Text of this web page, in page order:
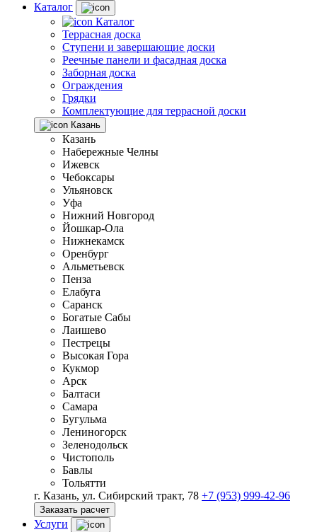
Каталог
Каталог
Террасная доска
Ступени и завершающие доски
Реечные панели и фасадная доска
Заборная доска
Ограждения
Грядки
Комплектующие для террасной доски
Казань
Казань
Набережные Челны
Ижевск
Чебоксары
Ульяновск
Уфа
Нижний Новгород
Йошкар-Ола
Нижнекамск
Оренбург
Альметьевск
Пенза
Елабуга
Саранск
Богатые Сабы
Лаишево
Пестрецы
Высокая Гора
Кукмор
Арск
Балтаси
Самара
Бугульма
Лениногорск
Зеленодольск
Чистополь
Бавлы
Тольятти
г. Казань, ул. Сибирский тракт, 78 +7 (953) 999-42-96
Заказать расчет
Услуги